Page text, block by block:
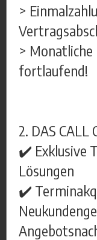
>
>
fortlaufend!
2. DAS CALL
✔️ Exklusive
Lösungen
✔️